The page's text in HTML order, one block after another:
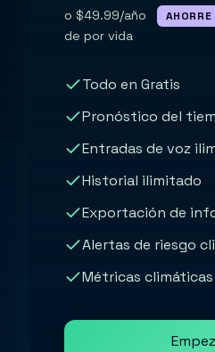
o $49.99/año AHORRE
de por vida
Todo en Gratis
Pronóstico del
Entradas de voz
Historial ilimitado
Exportación de
Alertas de riesgo
Métricas